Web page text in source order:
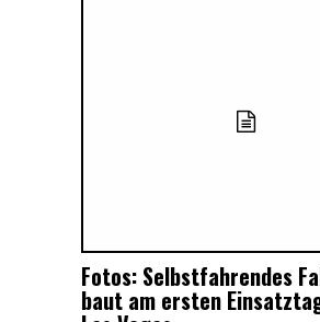
Fotos: Selbstfahrendes
baut am ersten